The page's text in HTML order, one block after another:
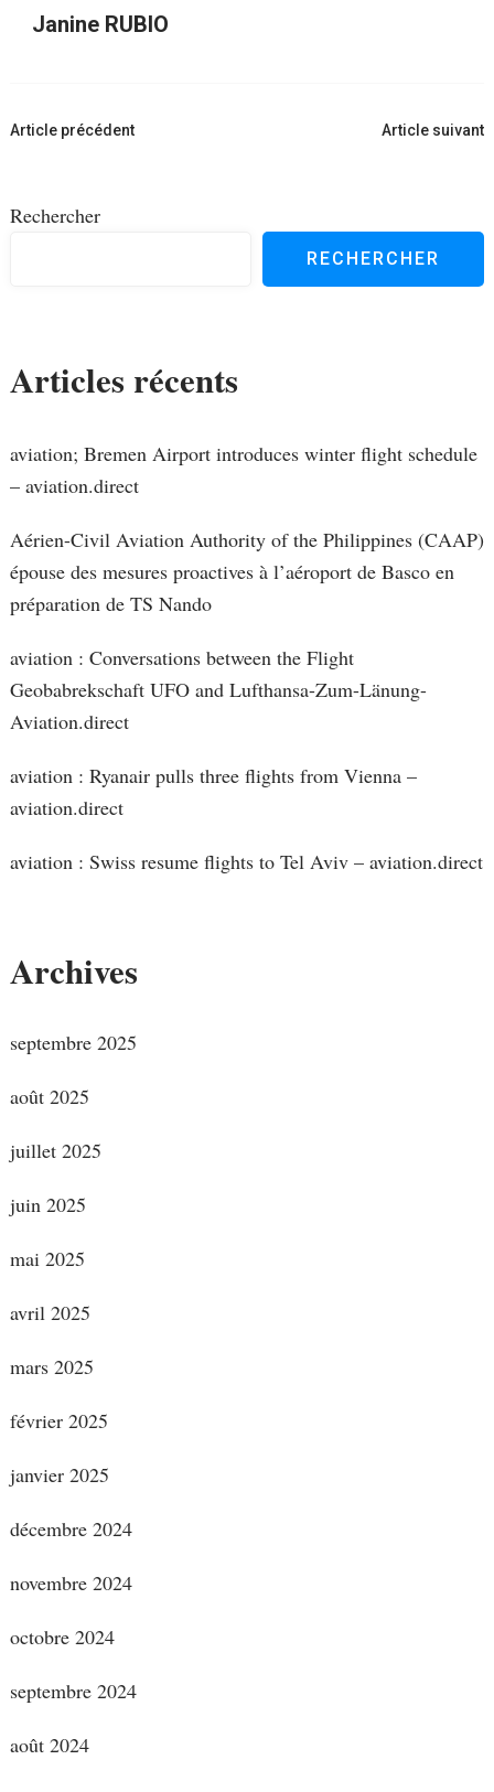
Janine RUBIO
Navigation
Article précédent Article suivant
Rechercher
RECHERCHER
Articles récents
aviation; Bremen Airport introduces winter flight schedule
– aviation.direct
Aérien-Civil Aviation Authority of the Philippines (CAAP)
épouse des mesures proactives à l’aéroport de Basco en
préparation de TS Nando
aviation : Conversations between the Flight
Geobabrekschaft UFO and Lufthansa-Zum-Länung-
Aviation.direct
aviation : Ryanair pulls three flights from Vienna –
aviation.direct
aviation : Swiss resume flights to Tel Aviv – aviation.direct
Archives
septembre 2025
août 2025
juillet 2025
juin 2025
mai 2025
avril 2025
mars 2025
février 2025
janvier 2025
décembre 2024
novembre 2024
octobre 2024
septembre 2024
août 2024